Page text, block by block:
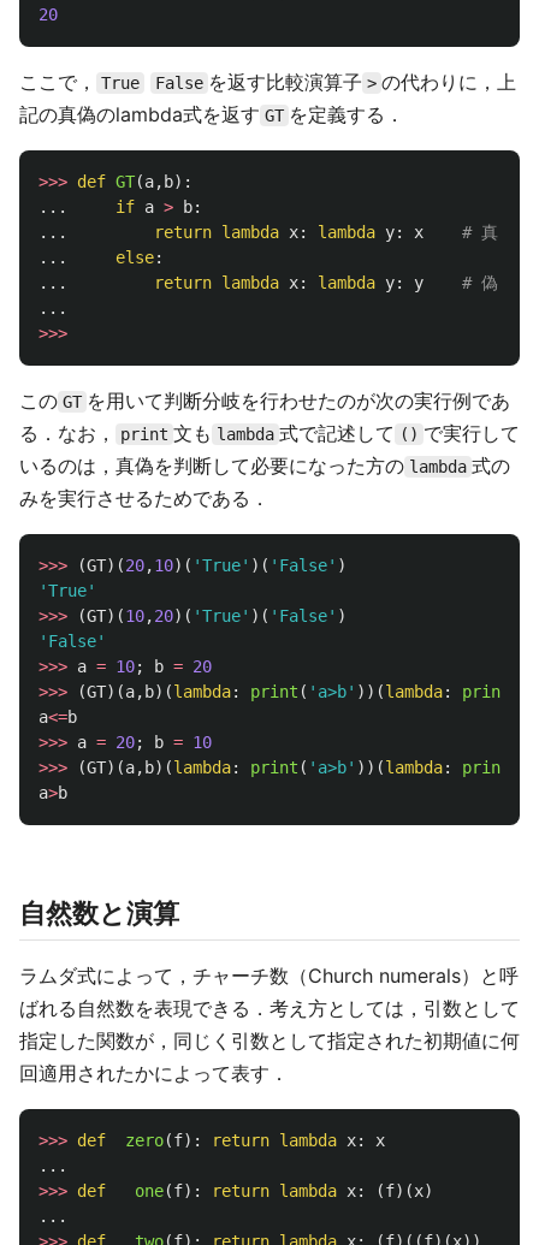
20
ここで， True False を返す比較演算子 > の代わりに，上
記の真偽のlambda式を返す GT を定義する．
>>> def GT(a, b):
...
if a > b:
...
return lambda x: lambda y: x
...
else:
...
return lambda x: lambda y: y
...
>>>
この GT を用いて判断分岐を行わせたのが次の実行例であ
る．なお，
print 文も lambda 式で記述して () で実行して
いるのは，真偽を判断して必要になった方の lambda 式の
みを実行させるためである．
>>> (GT)(20,10)( 'True' )( ' False' )
'True'
>>>
(GT)(10,20)( 'True' )( ' False' )
' False'
>>> a = 10; b = 20
>>>
(GT)(a, b)(lambda: print ( ' a>b' ))(lambda: print
a<=b
>>> a = 20; b = 10
>>>
(GT)(a, b)(lambda: print ( ' a>b' ))(lambda: print
a>b
自然数と演算
ラムダ式によって，チャーチ数（Church numerals）と呼
ばれる自然数を表現できる．考え方としては，引数として
指定した関数が，同じく引数として指定された初期値に何
回適用されたかによって表す．
>>> def zero(f): return lambda x:
x
...
>>> def one(f): return lambda x: (f)(x)
...